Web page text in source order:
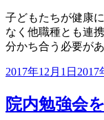
子どもたちが健康
なく他職種とも連
分かち合う必要が
投
日:
2017年12月1日 2017
院内勉強会